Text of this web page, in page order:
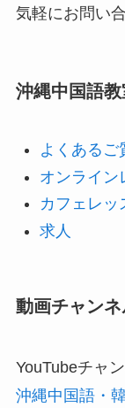
気軽にお問い
沖縄中国語
よくあるご
オンライン
カフェレッ
求人
動画チャンネ
YouTubeチャ
沖縄中国語・